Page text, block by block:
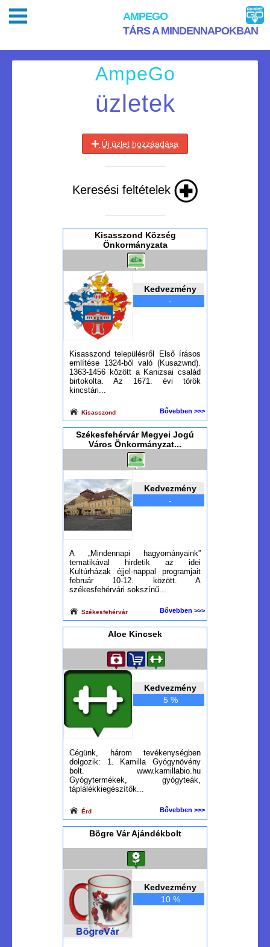
AMPEGO
TÁRS A MINDENNAPOKBAN
AmpeGo
üzletek
Új üzlet hozzáadása
Keresési feltételek
Kisasszond Község
Önkormányzata
Kedvezmény
-
Kisasszond településről Első írásos
említése 1324-ből való (Kusazwnd).
1363-1456 között a Kanizsai család
birtokolta. Az 1671. évi török
kincstári...
Kisasszond Bővebben >>>
Székesfehérvár Megyei Jogú
Város Önkormányzat...
Kedvezmény
-
A „Mindennapi hagyományaink”
tematikával hirdetik az idei
Kultúrházak éjjel-nappal programjait
február 10-12. között. A
székesfehérvári sokszínű...
Székesfehérvár Bővebben >>>
Aloe Kincsek
Kedvezmény
5 %
Cégünk, három tevékenységben
dolgozik: 1. Kamilla Gyógynövény
bolt. www.kamillabio.hu
Gyógytermékek, gyógyteák,
táplálékkiegészítők...
Érd Bővebben >>>
Bögre Vár Ajándékbolt
Kedvezmény
10 %